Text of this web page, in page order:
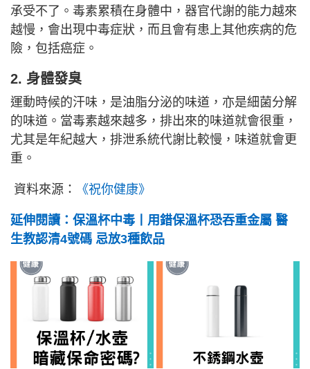
承受不了。毒素累積在身體中，器官代謝的能力越來
越慢，會出現中毒症狀，而且會有患上其他疾病的危
險，包括癌症。
2. 身體發臭
運動時候的汗味，是油脂分泌的味道，亦是細菌分解
的味道。當毒素越來越多，排出來的味道就會很重，
尤其是年紀越大，排泄系統代謝比較慢，味道就會更
重。
資料來源： 《祝你健康》
延伸閱讀：保溫杯中毒丨用錯保溫杯恐吞重金屬 醫
生教認清4號碼 忌放3種飲品